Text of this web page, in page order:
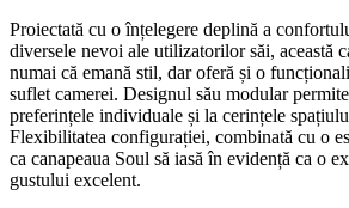
Proiectată cu o înțelegere deplină a
diversele nevoi ale utilizatorilor săi, această
numai că emană stil, dar oferă și o
suflet camerei. Designul său modular
preferințele individuale și la cerințele
Flexibilitatea configurației, combinată cu o
ca canapeaua Soul să iasă în evidență ca o
gustului excelent.